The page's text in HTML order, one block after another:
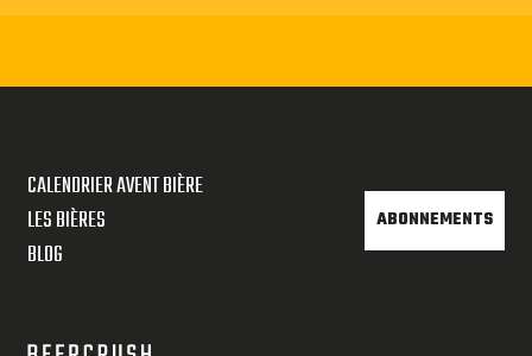
CALENDRIER AVENT BIÈRE
LES BIÈRES
BLOG
ABONNEMENTS